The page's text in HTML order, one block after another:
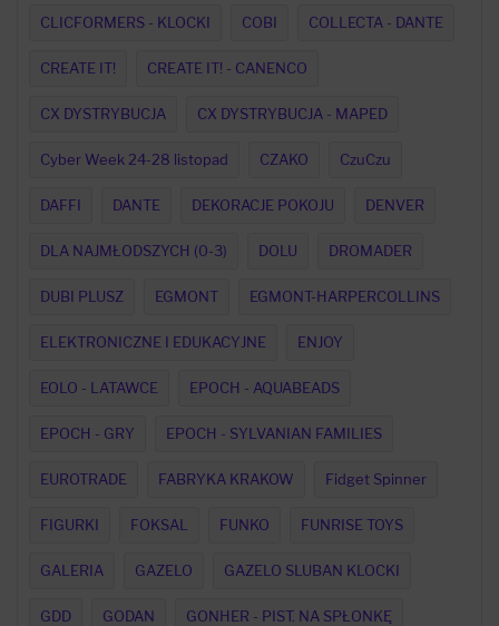
CLICFORMERS - KLOCKI COBI COLLECTA - DANTE
CREATE IT! CREATE IT! - CANENCO
CX DYSTRYBUCJA CX DYSTRYBUCJA - MAPED
Cyber Week 24-28 listopad CZAKO CzuCzu
DAFFI DANTE DEKORACJE POKOJU DENVER
DLA NAJMŁODSZYCH (0-3) DOLU DROMADER
DUBI PLUSZ EGMONT EGMONT-HARPERCOLLINS
ELEKTRONICZNE I EDUKACYJNE ENJOY
EOLO - LATAWCE EPOCH - AQUABEADS
EPOCH - GRY EPOCH - SYLVANIAN FAMILIES
EUROTRADE FABRYKA KRAKOW Fidget Spinner
FIGURKI FOKSAL FUNKO FUNRISE TOYS
GALERIA GAZELO GAZELO SLUBAN KLOCKI
GDD GODAN GONHER - PIST. NA SPŁONKĘ